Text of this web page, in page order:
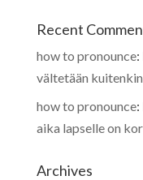
Recent
how to pronounce:
vältetään
how to pronounce:
aika lapselle on
Archives